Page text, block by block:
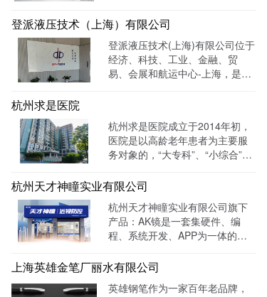
功案例。选择LTD枢纽云搭建升
级数字化官网，提高品牌形象和
专业度。目前官网运行全网曝光
数已达到208W+
登派液压技术（上海）有限公司
登派液压技术(上海)有限公司位于
经济、科技、工业、金融、贸
易、会展和航运中心-上海，是一
网全网曝光数达779498次。
杭州求是医院
杭州求是医院成立于2014年初，
医院是以高龄老年患者为主要服
务对象的，“大专科”、“小综合”为
院已开通全国医保联网结算、省
市医保、省市老干部医保及市子
女统筹。通过LTD枢纽云系统升
级数字化品牌官网，患者可以通
过官网进行在线预约，在线咨询
杭州天才神瞳实业有限公司
杭州天才神瞳实业有限公司旗下
产品：AK镜是一套集硬件、编
程、系统开发、APP为一体的智
云系统做竞价投放，搭建符合产
品特性的落地页，使投放数据最
终都归集与系统后台同意进行管
上海英雄金笔厂丽水有限公司
英雄钢笔作为一家百年老品牌，